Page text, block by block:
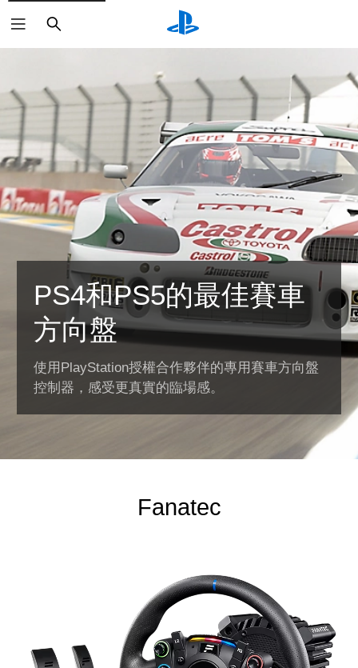
搜
尋
PS4和PS5的最佳賽車
方向盤
使用PlayStation授權合作夥伴的專用賽車方向盤
控制器，感受更真實的臨場感。
Fanatec